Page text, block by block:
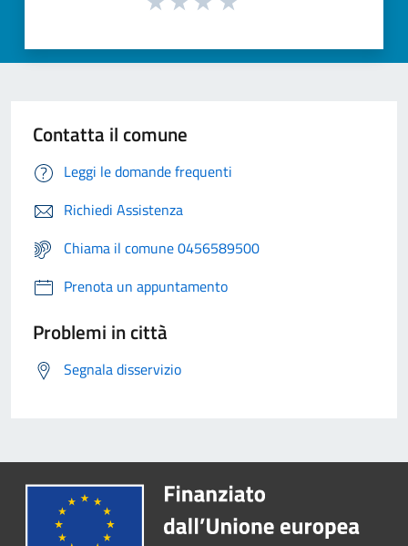
Contatta il comune
Leggi le domande frequenti
Richiedi Assistenza
Chiama il comune 0456589500
Prenota un appuntamento
Problemi in città
Segnala disservizio